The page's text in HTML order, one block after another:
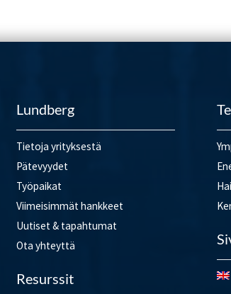
Lundberg
Tietoja yrityksestä
Pätevyydet
Työpaikat
Viimeisimmät hankkeet
Uutiset & tapahtumat
Ota yhteyttä
Resurssit